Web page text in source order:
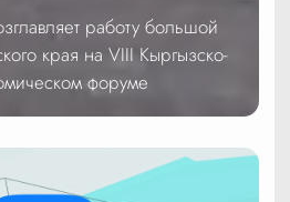
работу большой
края на VIII Кыргызско-
форуме